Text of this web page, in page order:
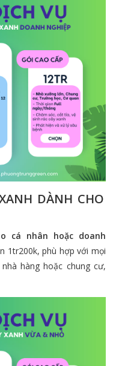
DÀNH CHO
cá nhân hoặc doanh
1tr200k, phù hợp với mọi
hàng hoặc chung cư,